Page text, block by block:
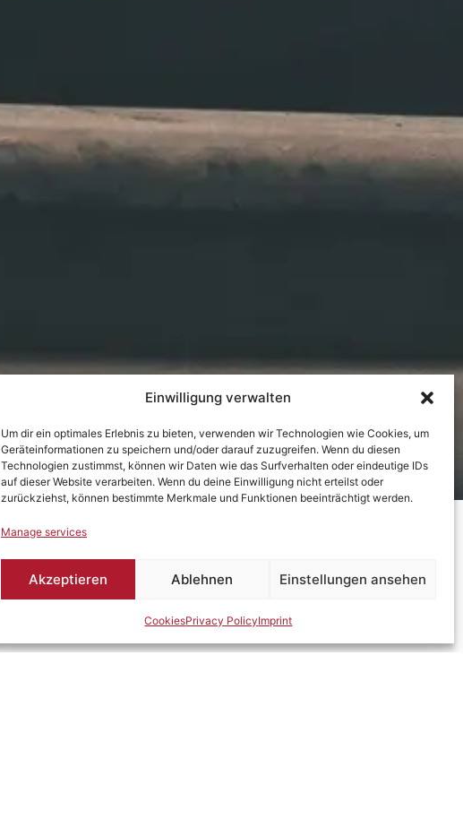
Einwilligung verwalten
Um dir ein optimales Erlebnis zu bieten, verwenden wir Technologien wie Cookies, um
Geräteinformationen zu speichern und/oder darauf zuzugreifen. Wenn du diesen
Technologien zustimmst, können wir Daten wie das Surfverhalten oder eindeutige IDs
auf dieser Website verarbeiten. Wenn du deine Einwilligung nicht erteilst oder
zurückziehst, können bestimmte Merkmale und Funktionen beeinträchtigt werden.
Manage services
Akzeptieren Ablehnen Einstellungen ansehen
CookiesPrivacy PolicyImprint